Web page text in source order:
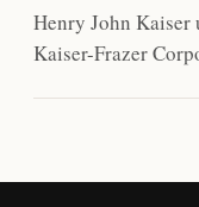
Henry John Kaiser
Kaiser-Frazer